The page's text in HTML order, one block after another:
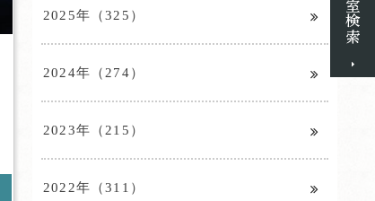
2025年（325）
2024年（274）
2023年（215）
2022年（311）